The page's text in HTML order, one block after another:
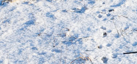
Медіакіт
Партнери проєкту та подяка
Редакційна політика | Копірайт
Документи